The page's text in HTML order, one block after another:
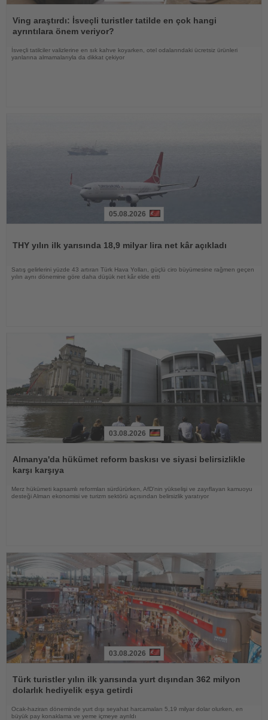
Oku
Ving araştırdı: İsveçli turistler tatilde en çok hangi
ayrıntılara önem veriyor?
İsveçli tatilciler valizlerine en sık kahve koyarken, otel odalarındaki ücretsiz ürünleri
yanlarına almamalarıyla da dikkat çekiyor
05.08.2026
THY yılın ilk yarısında 18,9 milyar lira net kâr açıkladı
Satış gelirlerini yüzde 43 artıran Türk Hava Yolları, güçlü ciro büyümesine rağmen geçen
yılın aynı dönemine göre daha düşük net kâr elde etti
Oku
03.08.2026
Almanya'da hükümet reform baskısı ve siyasi belirsizlikle
karşı karşıya
Merz hükümeti kapsamlı reformları sürdürürken, AfD'nin yükselişi ve zayıflayan kamuoyu
desteği Alman ekonomisi ve turizm sektörü açısından belirsizlik yaratıyor
Oku
03.08.2026
Türk turistler yılın ilk yarısında yurt dışından 362 milyon
dolarlık hediyelik eşya getirdi
Ocak-haziran döneminde yurt dışı seyahat harcamaları 5,19 milyar dolar olurken, en
büyük pay konaklama ve yeme içmeye ayrıldı